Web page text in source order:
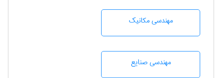
مهندسی مکانیک
مهندسی صنايع